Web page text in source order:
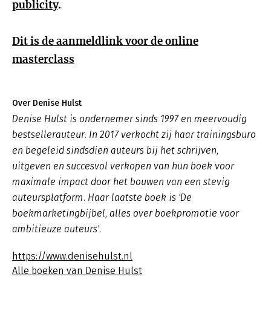
publicity.
Dit is de aanmeldlink voor de online
masterclass
Over Denise Hulst
Denise Hulst is ondernemer sinds 1997 en meervoudig
bestsellerauteur. In 2017 verkocht zij haar trainingsburo
en begeleid sindsdien auteurs bij het schrijven,
uitgeven en succesvol verkopen van hun boek voor
maximale impact door het bouwen van een stevig
auteursplatform. Haar laatste boek is 'De
boekmarketingbijbel, alles over boekpromotie voor
ambitieuze auteurs'.
https://www.denisehulst.nl
Alle boeken van Denise Hulst